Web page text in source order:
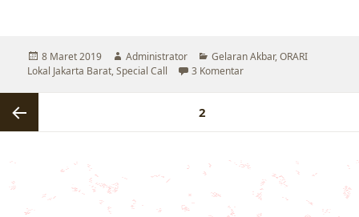
Diposkan
pada
8 Maret 2019 Penulis
Administrator Kategori
Gelaran Akbar,ORARI
Lokal Jakarta Barat,Special Call 3 Komentarpada Perayaan Imlek
pagination
sebelumnya
LAMAN2